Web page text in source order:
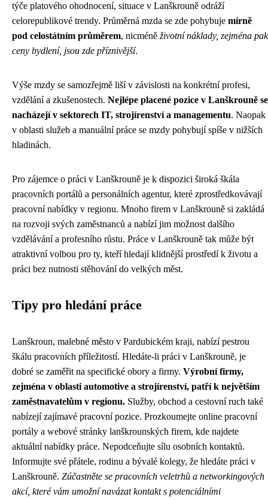
týče platového ohodnocení, situace v Lanškrouně odráží
celorepublikové trendy. Průměrná mzda se zde pohybuje mírně
pod celostátním průměrem, nicméně životní náklady, zejména pak
ceny bydlení, jsou zde příznivější.
Výše mzdy se samozřejmě liší v závislosti na konkrétní profesi,
vzdělání a zkušenostech. Nejlépe placené pozice v Lanškrouně se
nacházejí v sektorech IT, strojírenství a managementu. Naopak
v oblasti služeb a manuální práce se mzdy pohybují spíše v nižších
hladinách.
Pro zájemce o práci v Lanškrouně je k dispozici široká škála
pracovních portálů a personálních agentur, které zprostředkovávají
pracovní nabídky v regionu. Mnoho firem v Lanškrouně si zakládá
na rozvoji svých zaměstnanců a nabízí jim možnost dalšího
vzdělávání a profesního růstu. Práce v Lanškrouně tak může být
atraktivní volbou pro ty, kteří hledají klidnější prostředí k životu a
práci bez nutnosti stěhování do velkých měst.
Tipy pro hledání práce
Lanškroun, malebné město v Pardubickém kraji, nabízí pestrou
škálu pracovních příležitostí. Hledáte-li práci v Lanškrouně, je
dobré se zaměřit na specifické obory a firmy. Výrobní firmy,
zejména v oblasti automotive a strojírenství, patří k největším
zaměstnavatelům v regionu. Služby, obchod a cestovní ruch také
nabízejí zajímavé pracovní pozice. Prozkoumejte online pracovní
portály a webové stránky lanškrounských firem, kde najdete
aktuální nabídky práce. Nepodceňujte sílu osobních kontaktů.
Informujte své přátele, rodinu a bývalé kolegy, že hledáte práci v
Lanškrouně. Zúčastněte se pracovních veletrhů a networkingových
akcí, které vám umožní navázat kontakt s potenciálními